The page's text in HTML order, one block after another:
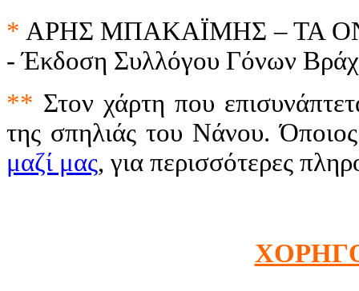
* ΑΡΗΣ ΜΠΑΚΑΪΜΗΣ – ΤΑ
- Έκδοση Συλλόγου Γόνων
** Στον χάρτη που
της σπηλιάς του Νάνου.
μαζί μας, για περισσότερες